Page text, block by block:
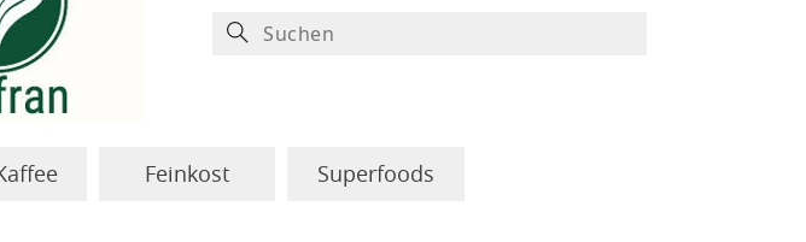
Feinkost
Superfoods